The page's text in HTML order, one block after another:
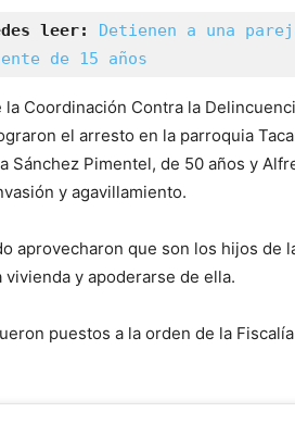
leer: Detienen a una
de 15 años
la Coordinación Contra la
el arresto en la parroquia
Sánchez Pimentel, de 50 años y
y agavillamiento.
aprovecharon que son los hijos de
vivienda y apoderarse de ella.
puestos a la orden de la